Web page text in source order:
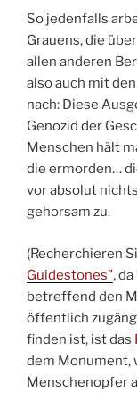
So jedenfalls
Grauens, die
allen anderen
also auch mit
nach: Diese
Genozid der
Menschen hält
die ermorden…
vor absolut
gehorsam zu.
(Recherchieren
Guidestones”,
betreffend den
öffentlich
finden ist, ist das
dem Monument,
Menschenopfer